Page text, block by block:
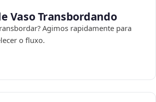
Vaso Transbordando
Agimos rapidamente para
o fluxo.